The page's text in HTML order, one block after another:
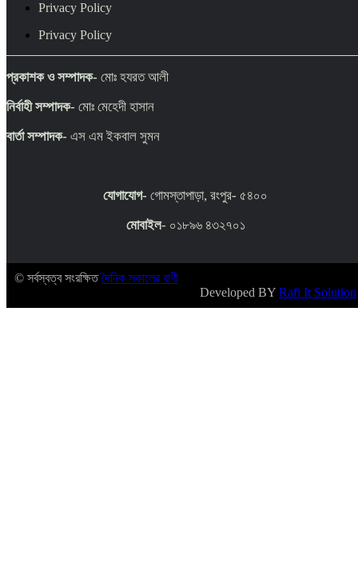
Privacy Policy
Privacy Policy
প্রকাশক ও সম্পাদক- মোঃ হযরত আলী
নির্বাহী সম্পাদক- মোঃ মেহেদী হাসান
বার্তা সম্পাদক- এস এম ইকবাল সুমন
যোগাযোগ- গোমস্তাপাড়া, রংপুর- ৫৪০০
মোবাইল- ০১৮৯৬ ৪৩২৭০১
© সর্বস্বত্ব সংরক্ষিতদৈনিক সকালের বাণী
Developed BY Rafi It Solution